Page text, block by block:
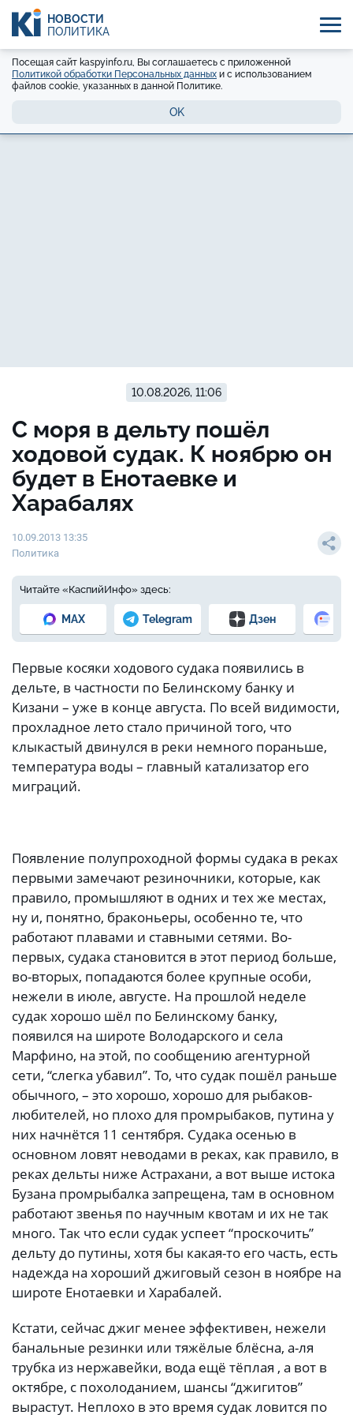
НОВОСТИ
ПОЛИТИКА
Посещая сайт kaspyinfo.ru, Вы соглашаетесь с приложенной
Политикой обработки Персональных данных и с использованием
файлов cookie, указанных в данной Политике.
OK
10.08.2026, 11:06
С моря в дельту пошёл
ходовой судак. К ноябрю он
будет в Енотаевке и
Харабалях
10.09.2013 13:35
Политика
Читайте «КаспийИнфо» здесь:
MAX Telegram Дзен
Первые косяки ходового судака появились в
дельте, в частности по Белинскому банку и
Кизани – уже в конце августа. По всей видимости,
прохладное лето стало причиной того, что
клыкастый двинулся в реки немного пораньше,
температура воды – главный катализатор его
миграций.
Появление полупроходной формы судака в реках
первыми замечают резиночники, которые, как
правило, промышляют в одних и тех же местах,
ну и, понятно, браконьеры, особенно те, что
работают плавами и ставными сетями. Во-
первых, судака становится в этот период больше,
во-вторых, попадаются более крупные особи,
нежели в июле, августе. На прошлой неделе
судак хорошо шёл по Белинскому банку,
появился на широте Володарского и села
Марфино, на этой, по сообщению агентурной
сети, “слегка убавил”. То, что судак пошёл раньше
обычного, – это хорошо, хорошо для рыбаков-
любителей, но плохо для промрыбаков, путина у
них начнётся 11 сентября. Судака осенью в
основном ловят неводами в реках, как правило, в
реках дельты ниже Астрахани, а вот выше истока
Бузана промрыбалка запрещена, там в основном
работают звенья по научным квотам и их не так
много. Так что если судак успеет “проскочить”
дельту до путины, хотя бы какая-то его часть, есть
надежда на хороший джиговый сезон в ноябре на
широте Енотаевки и Харабалей.
Кстати, сейчас джиг менее эффективен, нежели
банальные резинки или тяжёлые блёсна, а-ля
трубка из нержавейки, вода ещё тёплая , а вот в
октябре, с похолоданием, шансы “джигитов”
вырастут. Неплохо в это время судак ловится по